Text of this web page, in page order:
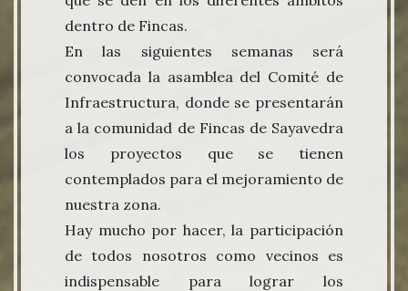
dentro de Fincas.
En las siguientes semanas será
convocada la asamblea del Comité de
Infraestructura, donde se presentarán
a la comunidad de Fincas de Sayavedra
los proyectos que se tienen
contemplados para el mejoramiento de
nuestra zona.
Hay mucho por hacer, la participación
de todos nosotros como vecinos es
indispensable para lograr los